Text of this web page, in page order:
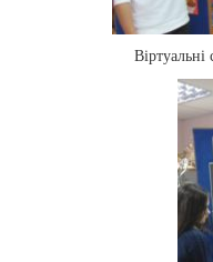
Віртуальні